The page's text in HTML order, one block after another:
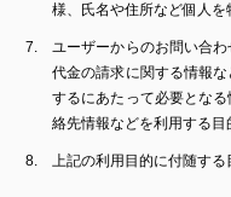
様、氏名や住所など個人
ユーザーからのお問い合
代金の請求に関する情報
するにあたって必要とな
絡先情報などを利用する目
上記の利用目的に付随する